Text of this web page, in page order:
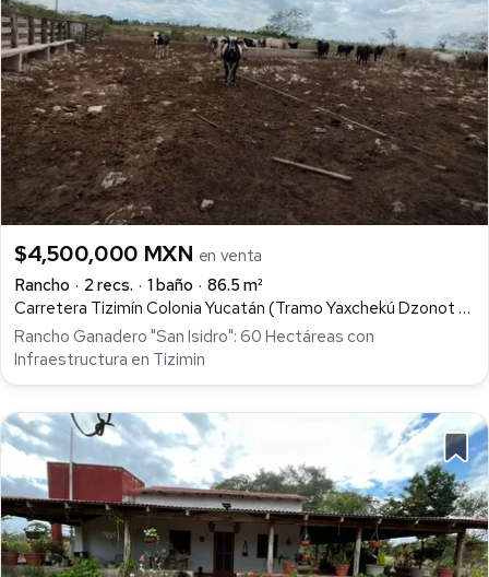
$4,500,000 MXN en venta
Rancho
2 recs. 1 baño
86.5 m²
Carretera Tizimín Colonia Yucatán (Tramo Yaxchekú Dzonot Aké) Km 35, Dzonot Ake, Tizimín
Rancho Ganadero "San Isidro": 60 Hectáreas con
Infraestructura en Tizimin